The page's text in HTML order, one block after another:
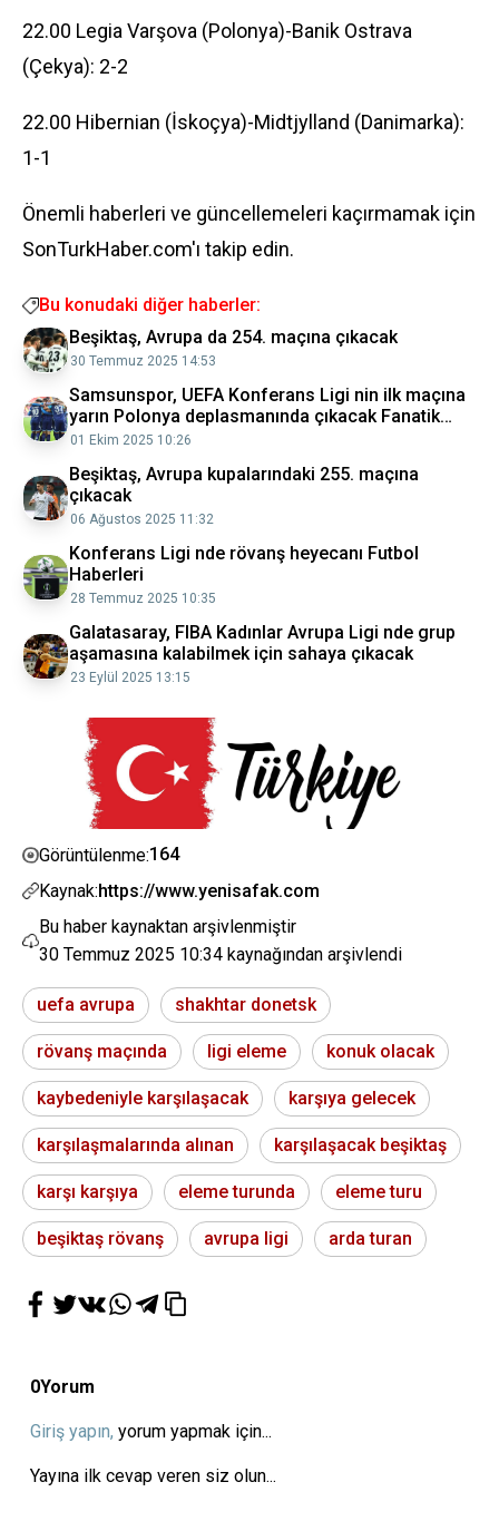
22.00 Legia Varşova (Polonya)-Banik Ostrava
(Çekya): 2-2
22.00 Hibernian (İskoçya)-Midtjylland (Danimarka):
1-1
Önemli haberleri ve güncellemeleri kaçırmamak için
SonTurkHaber.com'ı takip edin.
Bu konudaki diğer haberler:
Beşiktaş, Avrupa da 254. maçına çıkacak
30 Temmuz 2025 14:53
Samsunspor, UEFA Konferans Ligi nin ilk maçına
yarın Polonya deplasmanında çıkacak Fanatik
Gazetesi Futbol Haberleri Spor
01 Ekim 2025 10:26
Beşiktaş, Avrupa kupalarındaki 255. maçına
çıkacak
06 Ağustos 2025 11:32
Konferans Ligi nde rövanş heyecanı Futbol
Haberleri
28 Temmuz 2025 10:35
Galatasaray, FIBA Kadınlar Avrupa Ligi nde grup
aşamasına kalabilmek için sahaya çıkacak
23 Eylül 2025 13:15
Görüntülenme:164
Kaynak:https://www.yenisafak.com
Bu haber kaynaktan arşivlenmiştir
30 Temmuz 2025 10:34 kaynağından arşivlendi
uefa avrupa shakhtar donetsk
rövanş maçında ligi eleme konuk olacak
kaybedeniyle karşılaşacak karşıya gelecek
karşılaşmalarında alınan karşılaşacak beşiktaş
karşı karşıya eleme turunda eleme turu
beşiktaş rövanş avrupa ligi arda turan
0Yorum
Giriş yapın, yorum yapmak için...
Yayına ilk cevap veren siz olun...